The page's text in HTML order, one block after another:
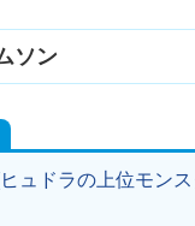
ソン
ュドラの上位モン